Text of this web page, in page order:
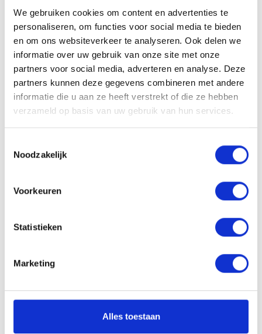
We gebruiken cookies om content en advertenties te
personaliseren, om functies voor social media te bieden
en om ons websiteverkeer te analyseren. Ook delen we
informatie over uw gebruik van onze site met onze
partners voor social media, adverteren en analyse. Deze
partners kunnen deze gegevens combineren met andere
informatie die u aan ze heeft verstrekt of die ze hebben
verzameld op basis van uw gebruik van hun services.
Noodzakelijk
Voorkeuren
Statistieken
Marketing
Alles toestaan
Gebruiksadvies
Aanbevolen dagelijkse portie: 1 capsule per dag in te nemen
na de maaltijd. De aanbevolen dagelijkse dosis niet
overschrijden. Voedingssupplementen vervangen geen
gevarieerde en evenwichtige voeding noch een gezonde
levensstijl. Koel en droog bewaren, buiten bereik van jonge
kinderen. Plaats van herkomst EU.
Echte Aloë (Aloe vera) 225mg, Artisjok (Cynara scolymus)
Ondersteunt de inwendige reiniging
draagt bij aan normale bloedlipidenwaarden
helpt de doorstroming van spijsverteringssappen te